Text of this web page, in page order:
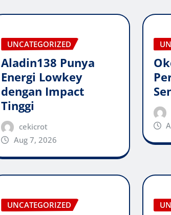
UNCATEGORIZED
Aladin138 Punya
Energi Lowkey
dengan Impact
Tinggi
cekicrot
Aug 7, 2026
UNCATEGORIZED